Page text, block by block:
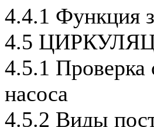
4.4.1 Функция
4.5
4.5.1 Проверка
насоса
4.5.2 Виды